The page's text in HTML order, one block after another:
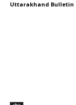
Uttarakhand Bulletin